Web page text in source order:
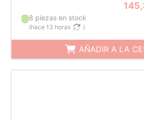
8 piezas en stock
(hace 13 horas )
AÑADIR A LA